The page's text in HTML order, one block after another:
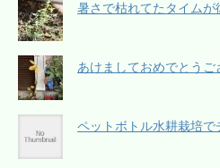
暑さで枯れてたタイムが
あけましておめでとうご
ペットボトル水耕栽培で